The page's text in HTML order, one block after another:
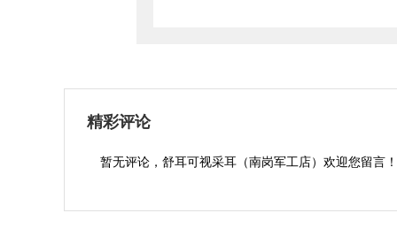
精彩评论
暂无评论，舒耳可视采耳（南岗军工店）欢迎您留言！